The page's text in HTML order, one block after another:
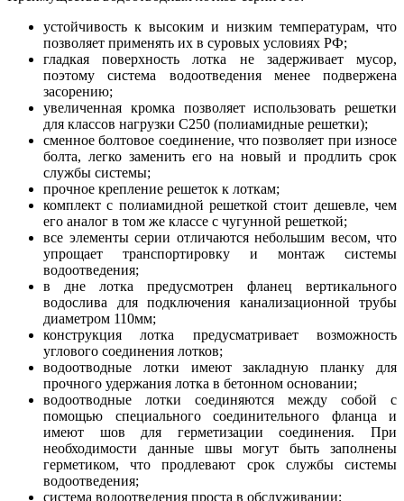
устойчивость к высоким и низким температурам, что
позволяет применять их в суровых условиях РФ;
гладкая поверхность лотка не задерживает мусор,
поэтому система водоотведения менее подвержена
засорению;
увеличенная кромка позволяет использовать решетки
для классов нагрузки C250 (полиамидные решетки);
сменное болтовое соединение, что позволяет при износе
болта, легко заменить его на новый и продлить срок
службы системы;
прочное крепление решеток к лоткам;
комплект с полиамидной решеткой стоит дешевле, чем
его аналог в том же классе с чугунной решеткой;
все элементы серии отличаются небольшим весом, что
упрощает транспортировку и монтаж системы
водоотведения;
в дне лотка предусмотрен фланец вертикального
водослива для подключения канализационной трубы
диаметром 110мм;
конструкция лотка предусматривает возможность
углового соединения лотков;
водоотводные лотки имеют закладную планку для
прочного удержания лотка в бетонном основании;
водоотводные лотки соединяются между собой с
помощью специального соединительного фланца и
имеют шов для герметизации соединения. При
необходимости данные швы могут быть заполнены
герметиком, что продлевают срок службы системы
водоотведения;
система водоотведения проста в обслуживании;